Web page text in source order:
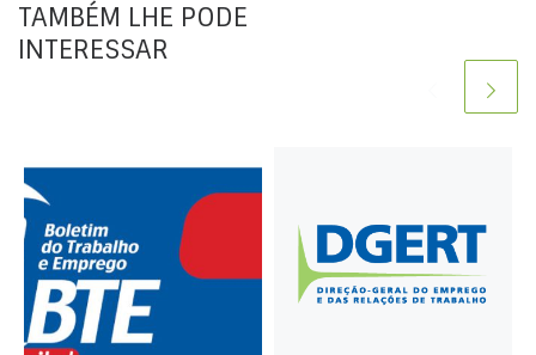
TAMBÉM LHE PODE
INTERESSAR